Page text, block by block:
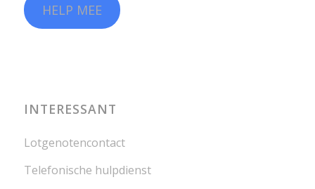
HELP MEE
INTERESSANT
Lotgenotencontact
Telefonische hulpdienst